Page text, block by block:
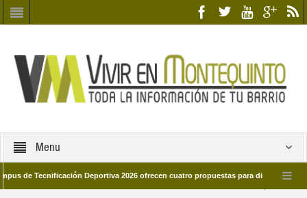
Menu
Tecnificación Deportiva 2026 ofrecen cuatro propuestas para disfrutar del deporte